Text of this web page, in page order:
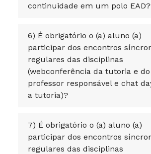
continuidade em um polo EAD?
6) É obrigatório o (a) aluno (a)
participar dos encontros
regulares das disciplinas
(webconferência da tutoria e do
professor responsável e chat
a tutoria)?
7) É obrigatório o (a) aluno (a)
participar dos encontros
regulares das disciplinas